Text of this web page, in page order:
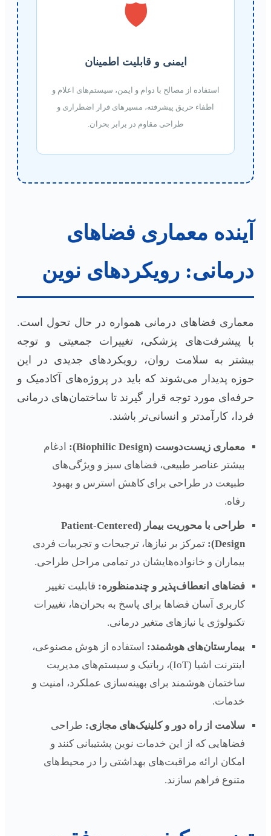
🛡️
ایمنی و قابلیت اطمینان
استفاده از مصالح با دوام و ایمن، سیستم‌های اعلام و
اطفاء حریق پیشرفته، مسیرهای فرار اضطراری و
طراحی مقاوم در برابر بحران.
آینده معماری فضاهای
درمانی: رویکردهای نوین
معماری فضاهای درمانی همواره در حال تحول است.
با پیشرفت‌های پزشکی، تغییرات جمعیتی و توجه
بیشتر به سلامت روان، رویکردهای جدیدی در این
حوزه پدیدار می‌شوند که باید در پروژه‌های آکادمیک و
حرفه‌ای مورد توجه قرار گیرند تا ساختمان‌های درمانی
فردا، کارآمدتر و انسانی‌تر باشند.
معماری زیست‌دوست (Biophilic Design):
ادغام
بیشتر عناصر طبیعی، فضاهای سبز و ویژگی‌های
طبیعت در طراحی برای کاهش استرس و بهبود
رفاه.
طراحی با محوریت بیمار (Patient-Centered
Design):
تمرکز بر نیازها، ترجیحات و تجربیات فردی
بیماران و خانواده‌هایشان در تمامی مراحل طراحی.
فضاهای انعطاف‌پذیر و چندمنظوره: قابلیت تغییر
کاربری آسان فضاها برای پاسخ به بحران‌ها، تغییرات
تکنولوژی یا نیازهای متغیر درمانی.
بیمارستان‌های هوشمند: استفاده از هوش مصنوعی،
اینترنت اشیا (IoT)، رباتیک و سیستم‌های مدیریت
ساختمان هوشمند برای بهینه‌سازی عملکرد، امنیت و
خدمات.
سلامت از راه دور و کلینیک‌های مجازی: طراحی
فضاهایی که از این خدمات نوین پشتیبانی کنند و
امکان ارائه مراقبت‌های بهداشتی را در محیط‌های
متنوع فراهم سازند.